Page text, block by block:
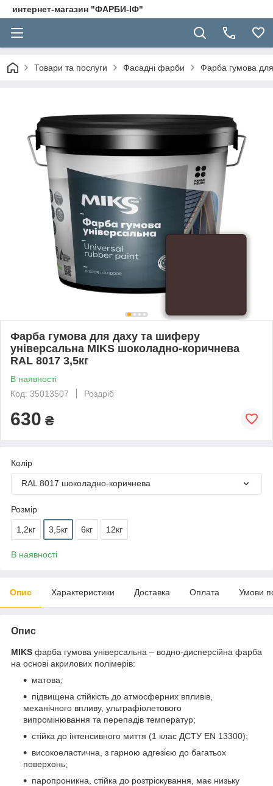
интернет-магазин "ФАРБИ-ІФ"
Товари та послуги Фасадні фарби Фарба гумова
Фарба гумова для даху та шиферу
універсальна MIKS шоколадно-коричнева
RAL 8017 3,5кг
В наявності
Код: 35013507
Роздріб
630 ₴
Колір
RAL 8017 шоколадно-коричнева
Розмір
1,2кг 3,5кг 6кг 12кг
В наявності
Опис Характеристики Доставка Оплата Умови
Опис
MIKS фарба гумова універсальна – водно-дисперсійна фарба
на основі акрилових полімерів:
матова;
підвищена стійкість до атмосферних впливів,
механічного впливу, ультрафіолетового
випромінювання та перепадів температур;
стійка до інтенсивного миття (1 клас ДСТУ EN 13300);
високоеластична, з гарною адгезією до багатьох
поверхонь;
паропроникна, стійка до розтріскування, має низьку